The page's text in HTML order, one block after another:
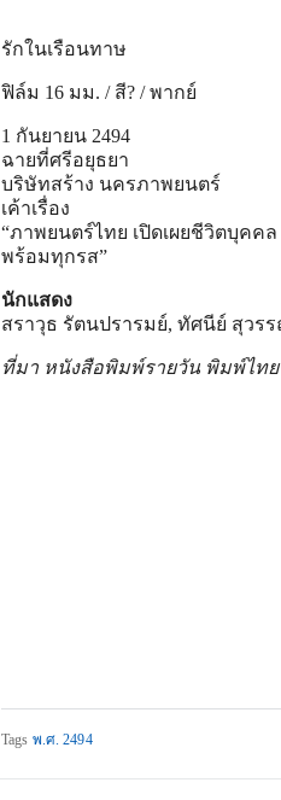
รักในเรือนทาษ
ฟิล์ม 16 มม. / สี? / พากย์
1 กันยายน 2494
ฉายที่ศรีอยุธยา
บริษัทสร้าง นครภาพยนตร์
เค้าเรื่อง
“ภาพยนตร์ไทย เปิดเผยชีวิตบุคค
พร้อมทุกรส”
นักแสดง
สราวุธ รัตนปรารมย์, ทัศนีย์ สุว
ที่มา หนังสือพิมพ์รายวัน พิมพ์ไทย
Tags พ.ศ. 2494